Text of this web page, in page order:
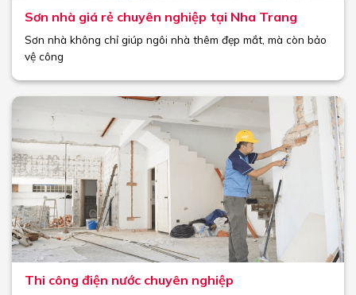
Sơn nhà giá rẻ chuyên nghiệp tại Nha Trang
Sơn nhà không chỉ giúp ngôi nhà thêm đẹp mắt, mà còn bảo
vệ công
Thi công điện nước chuyên nghiệp